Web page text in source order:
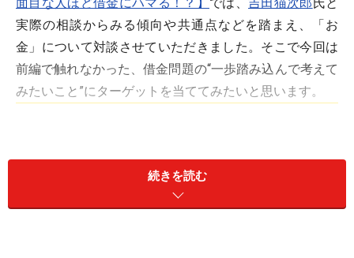
実際の相談からみる傾向や共通点などを踏まえ、「お
金」について対談させていただきました。そこで今回は
前編で触れなかった、借金問題の“一歩踏み込んで考えて
みたいこと”にターゲットを当ててみたいと思います。
お金の教育が必要
多重債務者を生まない、増やさないためにいろ
いろな意見が叫ばれていますよね。私はそのための一つ
続きを読む